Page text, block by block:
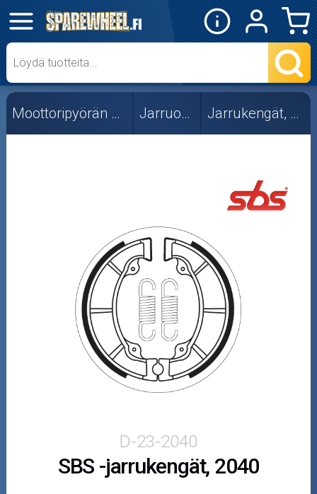
✕
Mopon osat
Skootterin osat
Crossipyörän osat
Mopoauton osat
Mönkijän osat
Puutarha ja metsä
Ajovarusteet
Öljyt ja kemikaalit
Moottoripyörän osat Jarruosat Jarrukengät, SBS
D-23-2040
SBS -jarrukengät, 2040